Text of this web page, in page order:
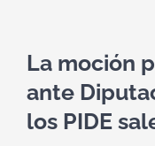
La moción
ante
los PIDE